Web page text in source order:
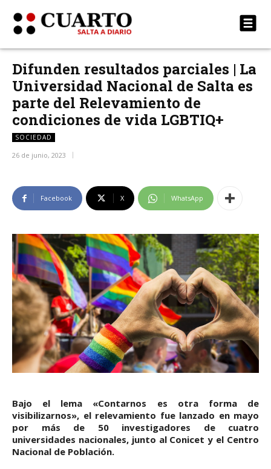
Difunden resultados parciales | La
Universidad Nacional de Salta es
parte del Relevamiento de
condiciones de vida LGBTIQ+
SOCIEDAD
26 de junio, 2023
Facebook X WhatsApp
Bajo el lema «Contarnos es otra forma de
visibilizarnos», el relevamiento fue lanzado en mayo
por más de 50 investigadores de cuatro
universidades nacionales, junto al Conicet y el Centro
Nacional de Población.